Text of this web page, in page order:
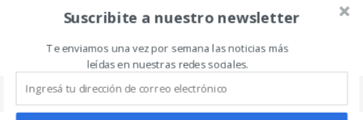
Suscribite a nuestro newsletter
Te enviamos una vez por semana las noticias más
leídas en nuestras redes sociales.